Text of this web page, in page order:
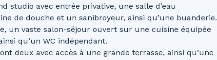
studio avec entrée privative, une salle d’eau
de douche et un sanibroyeur, ainsi qu’une buanderie.
un vaste salon-séjour ouvert sur une cuisine équipée
qu’un WC indépendant.
deux avec accès à une grande terrasse, ainsi qu’une